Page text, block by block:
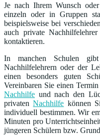
Je nach Ihrem Wunsch
einzeln oder in Gruppen
beispielsweise bei
auch private
kontaktieren.
In manchen Schulen
Nachhilfelehrern oder der
einen besonders guten
Vereinbaren Sie einen
Nachhilfe und nach den
privatenNachhilfe können
individuell bestimmen. Wir
Minuten pro
jüngeren Schülern bzw.